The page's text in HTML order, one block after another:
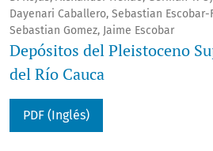
Dayenari Caballero, Sebastian Escobar-
Sebastian Gomez, Jaime Escobar
Depósitos del Pleistoceno
del Río Cauca
PDF (Inglés)